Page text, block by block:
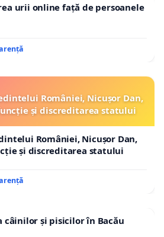
urii online față de persoanele
României, Nicușor Dan,
și discreditarea statului
României, Nicușor Dan,
și discreditarea statului
câinilor și pisicilor în Bacău